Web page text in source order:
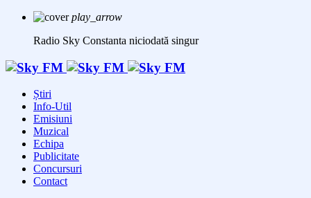
play_arrow
Radio Sky Constanta niciodată singur
Știri
Info-Util
Emisiuni
Muzical
Echipa
Publicitate
Concursuri
Contact